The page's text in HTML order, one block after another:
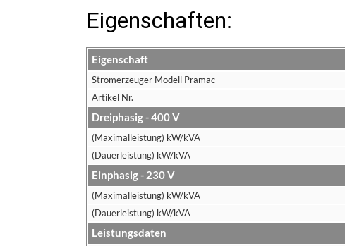
Eigenschaften:
Eigenschaft
Stromerzeuger Modell Pramac
Artikel Nr.
Dreiphasig - 400 V
(Maximalleistung) kW/kVA
(Dauerleistung) kW/kVA
Einphasig - 230 V
(Maximalleistung) kW/kVA
(Dauerleistung) kW/kVA
Leistungsdaten